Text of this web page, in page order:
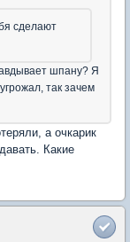
сделают
шпану? Я
так зачем
а очкарик
Какие